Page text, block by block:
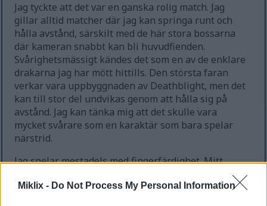
Miklix - Do Not Process My Personal Information
Jag tyckte att det var en ganska rolig match. Jag
gillar alltid matcher där jag kan springa runt och
hålla avstånd, särskilt med de här stora bossarna
där kameran snabbt kan bli huvudfienden.
Svårighetsmässigt kändes det som en av de enklare
drakarna jag har mött hittills. Den största faran
verkar vara uppbyggnaden av Deathblight, men det
kan till stor del undvikas genom att hålla sig på
avstånd. Jag kan tänka mig att det skulle vara
mycket svårare som en karaktär som bara spelar
närstrid.
Jag spelar mestadels med fingerfärdighet. Mitt
närstridsvapen är Väktarens svärdspjut med skarp
affinitet och Sacred Blade Ash of War. Mina